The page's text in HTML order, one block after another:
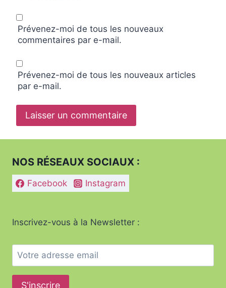
Prévenez-moi de tous les nouveaux
commentaires par e-mail.
Prévenez-moi de tous les nouveaux articles
par e-mail.
NOS RÉSEAUX SOCIAUX :
Facebook Instagram
Inscrivez-vous à la Newsletter :